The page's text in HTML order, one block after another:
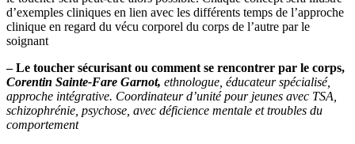
d’exemples cliniques en lien avec les différents temps de l’approche
clinique en regard du vécu corporel du corps de l’autre par le
soignant
– Le toucher sécurisant ou comment se rencontrer par le corps,
Corentin Sainte-Fare Garnot, ethnologue, éducateur spécialisé,
approche intégrative. Coordinateur d’unité pour jeunes avec TSA,
schizophrénie, psychose, avec déficience mentale et troubles du
comportement